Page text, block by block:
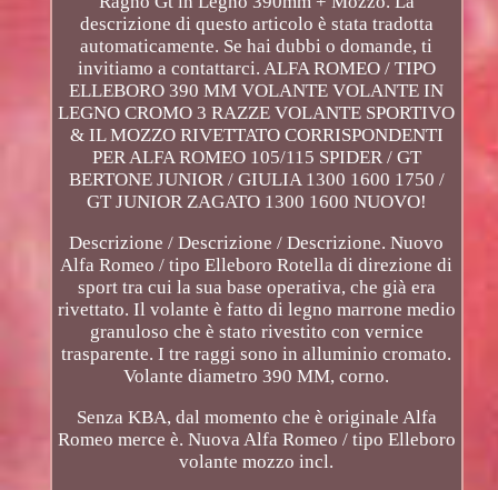
descrizione di questo articolo è stata tradotta
automaticamente. Se hai dubbi o domande, ti
invitiamo a contattarci. ALFA ROMEO / TIPO
ELLEBORO 390 MM VOLANTE VOLANTE IN
LEGNO CROMO 3 RAZZE VOLANTE SPORTIVO
& IL MOZZO RIVETTATO CORRISPONDENTI
PER ALFA ROMEO 105/115 SPIDER / GT
BERTONE JUNIOR / GIULIA 1300 1600 1750 /
GT JUNIOR ZAGATO 1300 1600 NUOVO!
Descrizione / Descrizione / Descrizione. Nuovo
Alfa Romeo / tipo Elleboro Rotella di direzione di
sport tra cui la sua base operativa, che già era
rivettato. Il volante è fatto di legno marrone medio
granuloso che è stato rivestito con vernice
trasparente. I tre raggi sono in alluminio cromato.
Volante diametro 390 MM, corno.
Senza KBA, dal momento che è originale Alfa
Romeo merce è. Nuova Alfa Romeo / tipo Elleboro
volante mozzo incl.